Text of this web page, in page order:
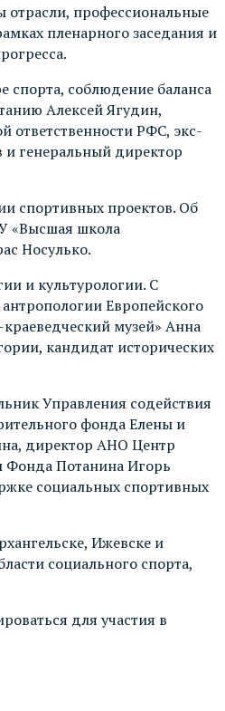
профессиональные
пленарного заседания и
спорта, соблюдение баланса
Алексей Ягудин,
ответственности РФС, экс-
и генеральный директор
спортивных проектов. Об
«Высшая школа
Носулько.
и культурологии. С
Европейского
музей» Анна
кандидат исторических
Управления содействия
фонда Елены и
директор АНО Центр
Фонда Потанина Игорь
социальных спортивных
Ижевске и
социального спорта,
для участия в